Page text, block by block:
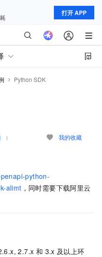
打开 APP
Python SDK
我的收藏
python-
alimt ，同时需要下载阿里云
2.7.x 和 3.x 及以上环